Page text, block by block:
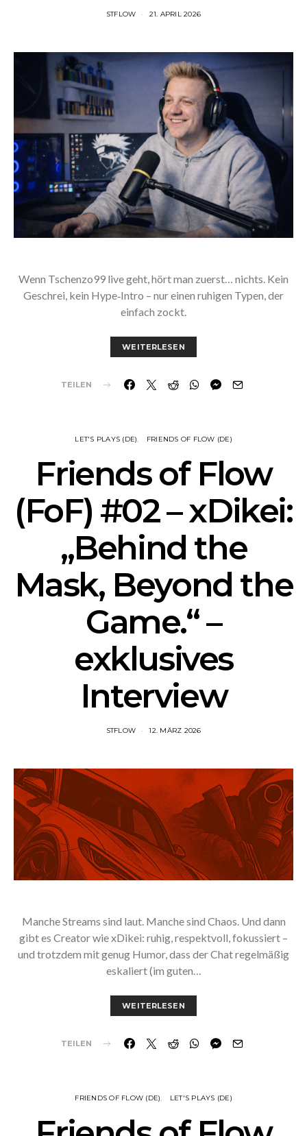
STFLOW 21. APRIL 2026
Wenn Tschenzo99 live geht, hört man zuerst… nichts. Kein
Geschrei, kein Hype‑Intro – nur einen ruhigen Typen, der
einfach zockt.
WEITERLESEN
TEILEN
LET'S PLAYS (DE) FRIENDS OF FLOW (DE)
Friends of Flow
(FoF) #02 – xDikei:
„Behind the
Mask, Beyond the
Game.“ –
exklusives
Interview
STFLOW 12. MÄRZ 2026
Manche Streams sind laut. Manche sind Chaos. Und dann
gibt es Creator wie xDikei: ruhig, respektvoll, fokussiert –
und trotzdem mit genug Humor, dass der Chat regelmäßig
eskaliert (im guten…
WEITERLESEN
TEILEN
FRIENDS OF FLOW (DE) LET'S PLAYS (DE)